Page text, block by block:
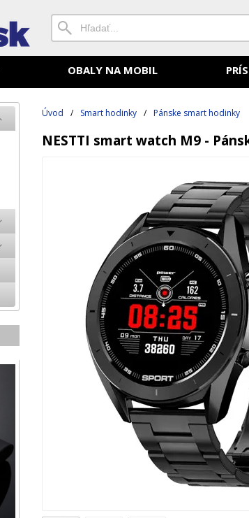
OBALY NA MOBIL
Úvod / Smart hodinky / Pánske smart hodinky
NESTTI smart watch M9 -